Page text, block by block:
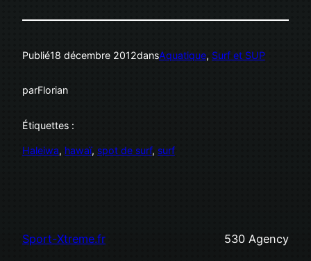
Publié18 décembre 2012dansAquatique, Surf et SUP
parFlorian
Étiquettes :
Haleiwa, hawaï, spot de surf, surf
Sport-Xtreme.fr 530 Agency